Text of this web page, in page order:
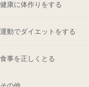
健康に体作りをする
運動でダイエットをする
食事を正しくとる